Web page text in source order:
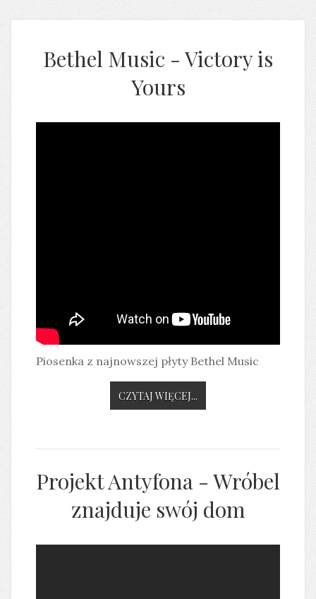
Bethel Music - Victory is
Yours
Piosenka z najnowszej płyty Bethel Music
CZYTAJ WIĘCEJ...
Projekt Antyfona - Wróbel
znajduje swój dom